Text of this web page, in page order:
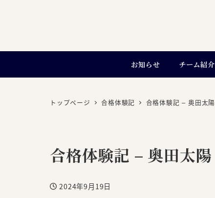
お知らせ チーム紹介
トップページ 合格体験記 合格体験記 – 奥田太陽
合格体験記 – 奥田太陽
投稿日
2024年9月19日